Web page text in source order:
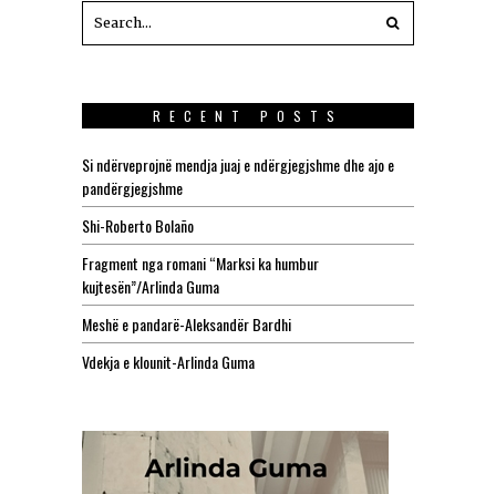
RECENT POSTS
Si ndërveprojnë mendja juaj e ndërgjegjshme dhe ajo e
pandërgjegjshme
Shi-Roberto Bolaño
Fragment nga romani “Marksi ka humbur
kujtesën”/Arlinda Guma
Meshë e pandarë-Aleksandër Bardhi
Vdekja e klounit-Arlinda Guma